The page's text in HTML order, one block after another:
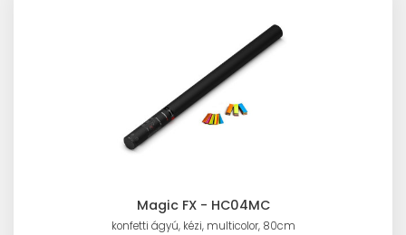
Magic FX - HC04MC
konfetti ágyú, kézi, multicolor, 80cm